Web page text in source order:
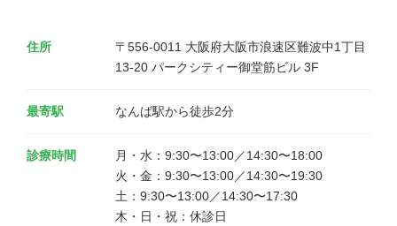
住所
〒556-0011 大阪府大阪市浪速区難波中1丁目
13-20 パークシティー御堂筋ビル 3F
最寄駅 なんば駅から徒歩2分
診療時間
月・水：9:30〜13:00／14:30〜18:00
火・金：9:30〜13:00／14:30〜19:30
土：9:30〜13:00／14:30〜17:30
木・日・祝：休診日